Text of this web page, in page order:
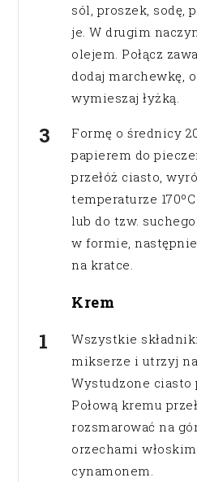
sól, proszek, sodę,
je. W drugim
olejem. Połącz
dodaj marchewkę,
wymieszaj łyżką.
Formę o średnicy
papierem do
przełóż ciasto,
temperaturze
lub do tzw.
w formie,
na kratce.
Krem
Wszystkie
mikserze i utrzyj na
Wystudzone ciasto
Połową kremu
rozsmarować na
orzechami
cynamonem.